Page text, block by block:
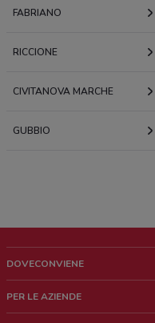
FABRIANO
RICCIONE
CIVITANOVA MARCHE
GUBBIO
DOVECONVIENE
Chi siamo
PER LE AZIENDE